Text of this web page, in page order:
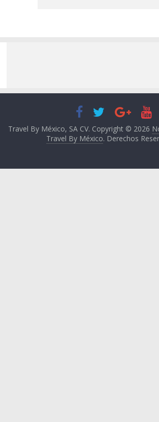
Travel By México, SA CV. Copyright © 2026
Travel By México. Derechos